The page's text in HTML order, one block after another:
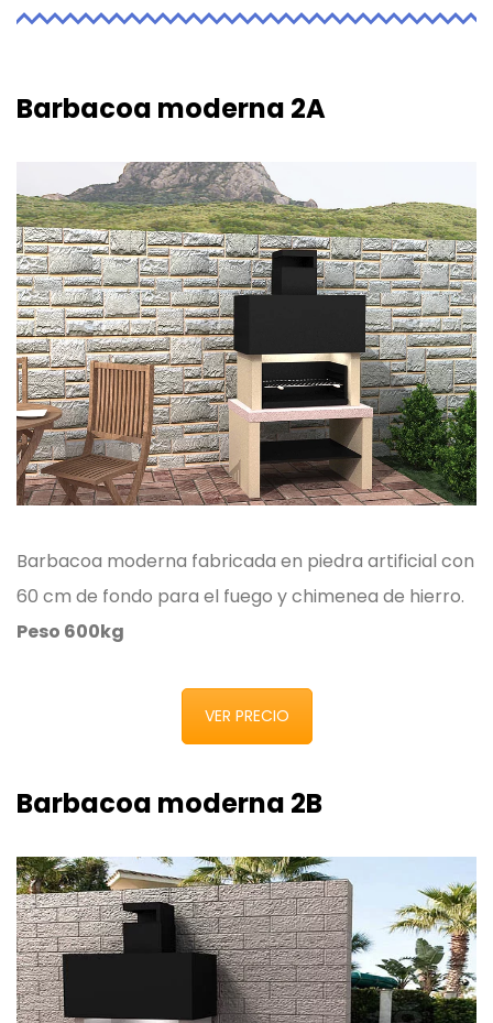
Barbacoa moderna 2A
Barbacoa moderna fabricada en piedra artificial con
60 cm de fondo para el fuego y chimenea de hierro.
Peso 600kg
VER PRECIO
Barbacoa moderna 2B